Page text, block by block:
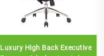
Luxury High Back Executive